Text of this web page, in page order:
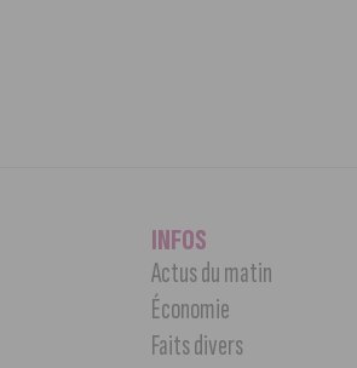
INFOS
Actus du matin
Économie
Faits divers